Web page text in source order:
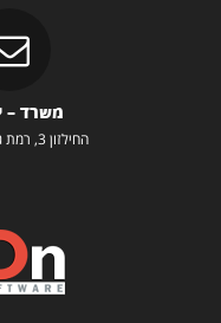
משרד –
החילזון 3, רמת גן 5252267